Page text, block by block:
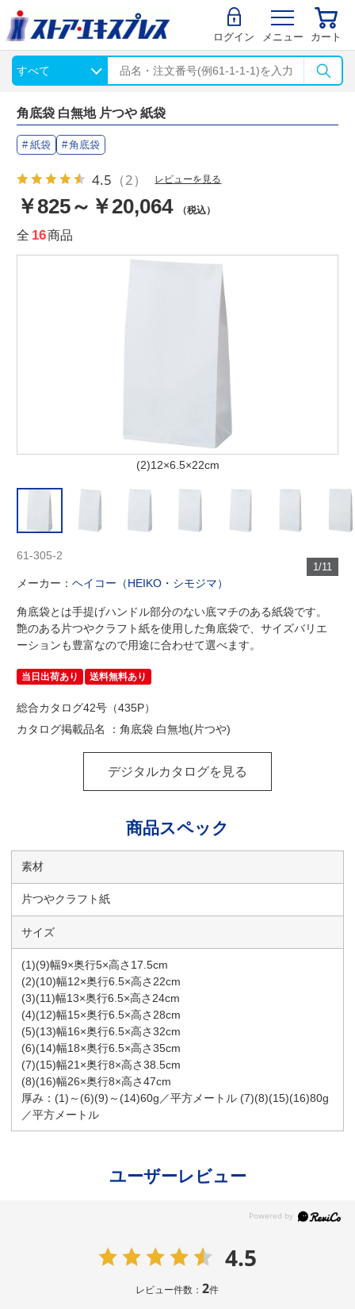
ログイン メニュー カート
角底袋 白無地 片つや 紙袋
紙袋 角底袋
4.5 （2） レビューを見る
￥825～￥20,064 （税込）
全 16商品
(2)12×6.5×22cm
1/11
61-305-2
メーカー：ヘイコー（HEIKO・シモジマ）
角底袋とは手提げハンドル部分のない底マチのある紙袋です。
艶のある片つやクラフト紙を使用した角底袋で、サイズバリエ
ーションも豊富なので用途に合わせて選べます。
当日出荷あり 送料無料あり
総合カタログ42号（435P）
カタログ掲載品名 ：角底袋 白無地(片つや)
デジタルカタログを見る
商品スペック
素材
片つやクラフト紙
サイズ
(1)(9)幅9×奥行5×高さ17.5cm
(2)(10)幅12×奥行6.5×高さ22cm
(3)(11)幅13×奥行6.5×高さ24cm
(4)(12)幅15×奥行6.5×高さ28cm
(5)(13)幅16×奥行6.5×高さ32cm
(6)(14)幅18×奥行6.5×高さ35cm
(7)(15)幅21×奥行8×高さ38.5cm
(8)(16)幅26×奥行8×高さ47cm
厚み：(1)～(6)(9)～(14)60g／平方メートル (7)(8)(15)(16)80g
／平方メートル
ユーザーレビュー
4.5
レビュー件数：2件